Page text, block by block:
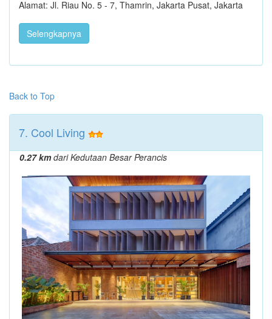
Alamat: Jl. Riau No. 5 - 7, Thamrin, Jakarta Pusat, Jakarta
Selengkapnya
Back to Top
7. Cool Living
0.27 kmdari Kedutaan Besar Perancis